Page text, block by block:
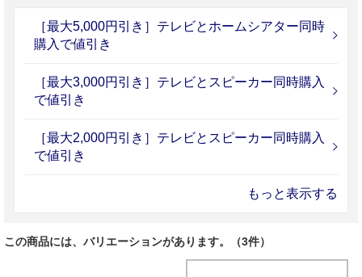
［最大5,000円引き］テレビとホームシアター同時
購入で値引き
［最大3,000円引き］テレビとスピーカー同時購入
で値引き
［最大2,000円引き］テレビとスピーカー同時購入
で値引き
もっと表示する
この商品には、バリエーションがあります。（3件）